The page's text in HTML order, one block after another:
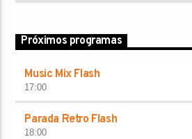
Próximos programas
Music Mix Flash
17:00
Parada Retro Flash
18:00